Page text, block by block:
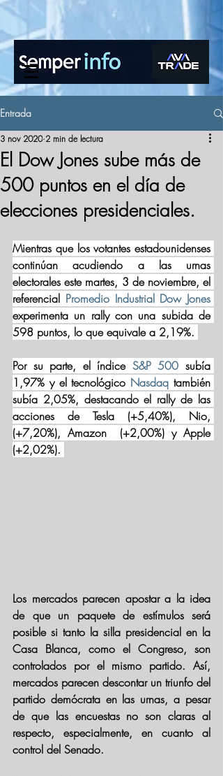
www.semperinfo.com
Entrada
El Dow Jones sube más de
500 puntos en el día de
elecciones presidenciales.
3 nov 2020 2 min de lectura
Mientras que los votantes estadounidenses
continúan acudiendo a las urnas
electorales este martes, 3 de noviembre, el
referencial Promedio Industrial Dow Jones
experimenta un rally con una subida de
598 puntos, lo que equivale a 2,19%.
Por su parte, el índice S&P 500 subía
1,97% y el tecnológico Nasdaq también
subía 2,05%, destacando el rally de las
acciones de Tesla (+5,40%), Nio,
(+7,20%), Amazon  (+2,00%) y Apple
(+2,02%).
Los mercados parecen apostar a la idea
de que un paquete de estímulos será
posible si tanto la silla presidencial en la
Casa Blanca, como el Congreso, son
controlados por el mismo partido. Así,
mercados parecen descontar un triunfo del
partido demócrata en las urnas, a pesar
de que las encuestas no son claras al
respecto, especialmente, en cuanto al
control del Senado.